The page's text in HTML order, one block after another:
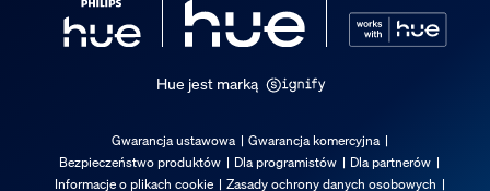
Hue jest marką
Gwarancja ustawowa
Gwarancja komercyjna
Bezpieczeństwo produktów
Dla programistów
Dla partnerów
Informacje o plikach cookie
Zasady ochrony danych osobowych